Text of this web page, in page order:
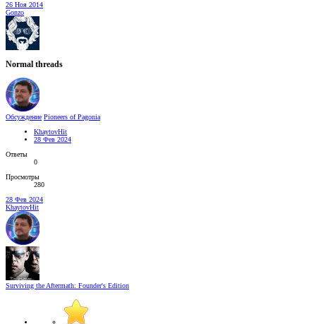
26 Ноя 2014
Gonzo
Normal threads
Обсуждение Pioneers of Pagonia
KhaytovHit
28 Фев 2024
Ответы
0
Просмотры
280
28 Фев 2024
KhaytovHit
Surviving the Aftermath: Founder's Edition